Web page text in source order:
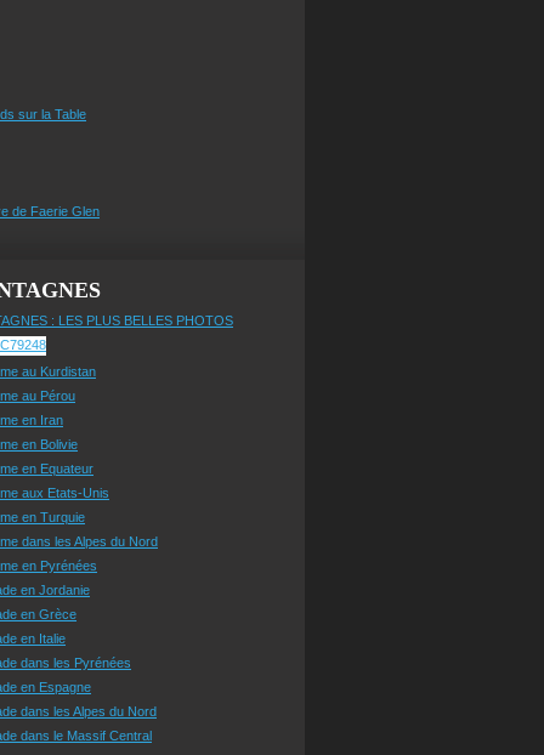
sur la Table
de Faerie Glen
: LES PLUS BELLES PHOTOS
au Kurdistan
au Pérou
en Iran
en Bolivie
en Equateur
aux Etats-Unis
en Turquie
dans les Alpes du Nord
en Pyrénées
en Jordanie
en Grèce
en Italie
dans les Pyrénées
en Espagne
dans les Alpes du Nord
dans le Massif Central